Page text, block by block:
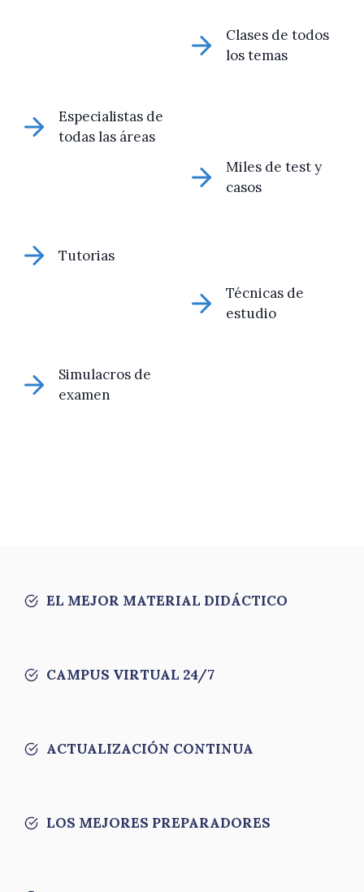
Clases de todos
los temas
Especialistas de
todas las áreas
Miles de test y
casos
Tutorias
Técnicas de
estudio
Simulacros de
examen
EL MEJOR MATERIAL DIDÁCTICO
CAMPUS VIRTUAL 24/7
ACTUALIZACIÓN CONTINUA
LOS MEJORES PREPARADORES